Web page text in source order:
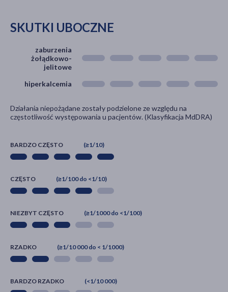
SKUTKI UBOCZNE
zaburzenia
żołądkowo-
jelitowe
hiperkalcemia
Działania niepożądane zostały podzielone ze względu na
częstotliwość występowania u pacjentów. (Klasyfikacja MdDRA)
BARDZO CZĘSTO (≥1/10)
CZĘSTO (≥1/100 do <1/10)
NIEZBYT CZĘSTO (≥1/1000 do <1/100)
RZADKO (≥1/10 000 do < 1/1000)
BARDZO RZADKO (<1/10 000)